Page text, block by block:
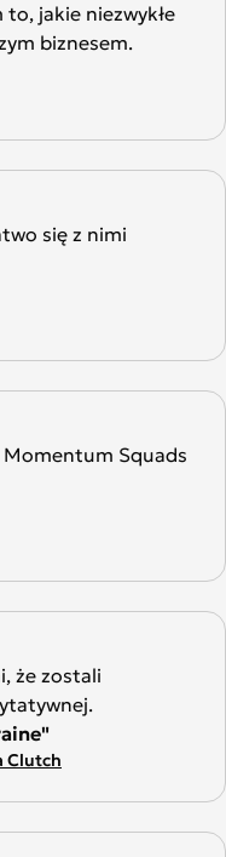
jakie niezwykłe
biznesem.
się z nimi
Momentum Squads
że zostali
Clutch